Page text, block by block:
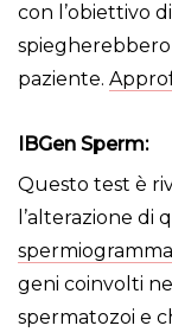
con l’obiettivo
paziente.
IBGen Sperm:
Questo test è
l’alterazione
geni coinvolti
spermatozoi e